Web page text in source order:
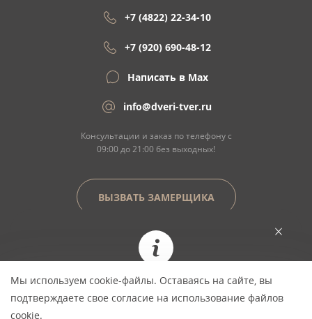
При заказе сегодня цена фиксируется и не
изменится *
+7 (4822) 22-34-10
+7 (920) 690-48-12
Написать в Max
info@dveri-tver.ru
Консультации и заказ по телефону с
09:00 до 21:00 без выходных!
ВЫЗВАТЬ ЗАМЕРЩИКА
Сайт не является договором оферты
© Copyright 2026 ООО "Двери Тверь" Dveri-
Tver.ru - интернет-магазин межкомнатных
Мы используем cookie-файлы. Оставаясь на сайте, вы
подтверждаете свое согласие на использование файлов
cookie.